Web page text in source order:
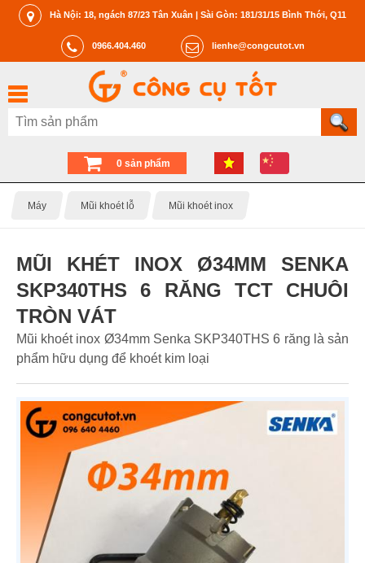
Hà Nội: 18, ngách 87/23 Tân Xuân | Sài Gòn: 181/31/15 Bình Thới, Q11
0966.404.460 lienhe@congcutot.vn
0 sản phẩm
Máy Mũi khoét lỗ Mũi khoét inox
MŨI KHÉT INOX Ø34MM SENKA
SKP340THS 6 RĂNG TCT CHUÔI
TRÒN VÁT
Mũi khoét inox Ø34mm Senka SKP340THS 6 răng là sản
phẩm hữu dụng để khoét kim loại